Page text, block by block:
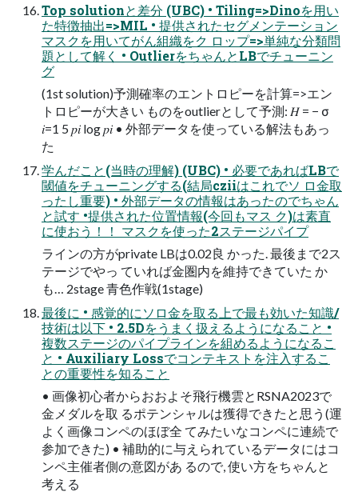
Top solutionと差分 (UBC) • Tiling=>Dinoを用い
た特徴抽出=>MIL • 提供されたセグメンテーション
マスクを用いてがん組織をク ロップ=>単純な分類問
題として解く • OutlierをちゃんとLBでチューニン
グ
(1st solution)予測確率のエントロピーを計算=>エン
トロピーが大きい ものをoutlierとして予測: 𝐻 = − σ
𝑖=1 5 𝑝𝑖 log 𝑝𝑖 • 外部データを使っている解法もあっ
た
学んだこと(当時の理解) (UBC) • 必要であればLBで
閾値をチューニングする(結局cziiはこれでソ ロ金取
ったし重要) • 外部データの情報はあったのでちゃん
と試す •提供された位置情報(今回もマス ク)は素直
に使おう！！ マスクを使った2ステージパイプ
ラインの方がprivate LBは0.02良 かった. 最後まで2ス
テージでやっ ていれば金圏内を維持できていた か
も… 2stage 青色作戦(1stage)
最後に • 感覚的にソロ金を取る上で最も効いた知識/
技術は以下 • 2.5Dをうまく扱えるようになること •
複数ステージのパイプラインを組めるようになるこ
と • Auxiliary Lossでコンテキストを注入するこ
との重要性を知ること
• 画像初心者からおおよそ飛行機雲とRSNA2023で
金メダルを取 るポテンシャルは獲得できたと思う(運
よく画像コンペのほぼ全 てみたいなコンペに連続で
参加できた) • 補助的に与えられているデータにはコ
ンペ主催者側の意図があ るので, 使い方をちゃんと
考える